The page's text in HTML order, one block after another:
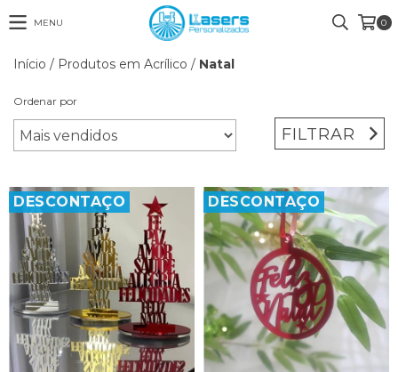
MENU 0
Início / Produtos em Acrílico / Natal
Ordenar por
FILTRAR
DESCONTAÇO DESCONTAÇO